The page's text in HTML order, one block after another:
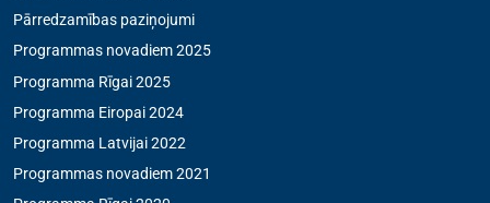
Pārredzamības paziņojumi
Programmas novadiem 2025
Programma Rīgai 2025
Programma Eiropai 2024
Programma Latvijai 2022
Programmas novadiem 2021